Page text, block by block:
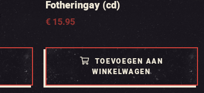
Fotheringay (cd)
€15.95
TOEVOEGEN AAN
WINKELWAGEN